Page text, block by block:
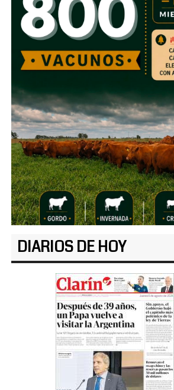
DIARIOS DE HOY